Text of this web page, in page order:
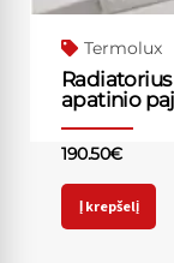
Termolux
apatinio
190.50€
Į krepšelį